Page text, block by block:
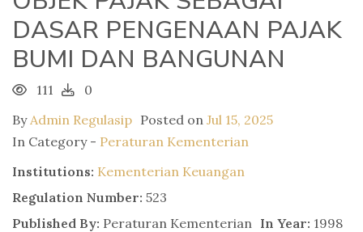
DASAR PENGENAAN PAJAK
BUMI DAN BANGUNAN
111
0
ByAdmin Regulasip Posted on Jul 15, 2025
In Category - Peraturan Kementerian
Institutions: Kementerian Keuangan
Regulation Number: 523
Published By: Peraturan Kementerian In Year: 1998